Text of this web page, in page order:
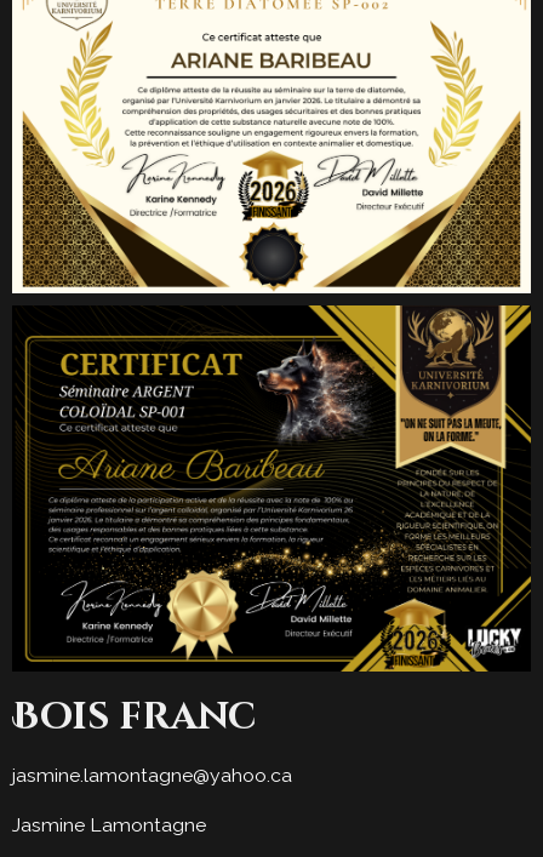
Bois franc
jasmine.lamontagne@yahoo.ca
Jasmine Lamontagne